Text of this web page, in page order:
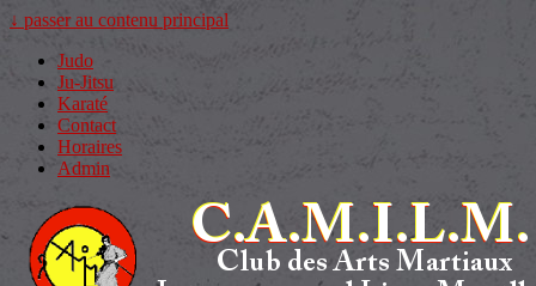
↓ passer au contenu principal
Judo
Ju-Jitsu
Karaté
Contact
Horaires
Admin